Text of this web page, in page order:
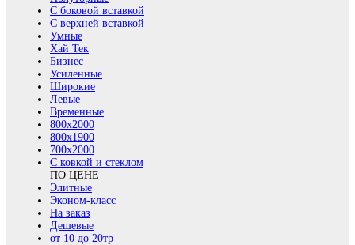
С боковой вставкой
С верхней вставкой
Умные
Хай Тек
Бизнес
Усиленные
Широкие
Левые
Временные
800х2000
800x1900
700x2000
С ковкой и стеклом
ПО ЦЕНЕ
Элитные
Эконом-класс
На заказ
Дешевые
от 10 до 20тр